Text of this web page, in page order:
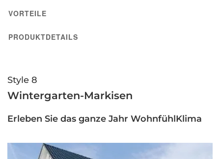
VORTEILE
PRODUKTDETAILS
Style 8
Wintergarten-Markisen
Erleben Sie das ganze Jahr WohnfühlKlima